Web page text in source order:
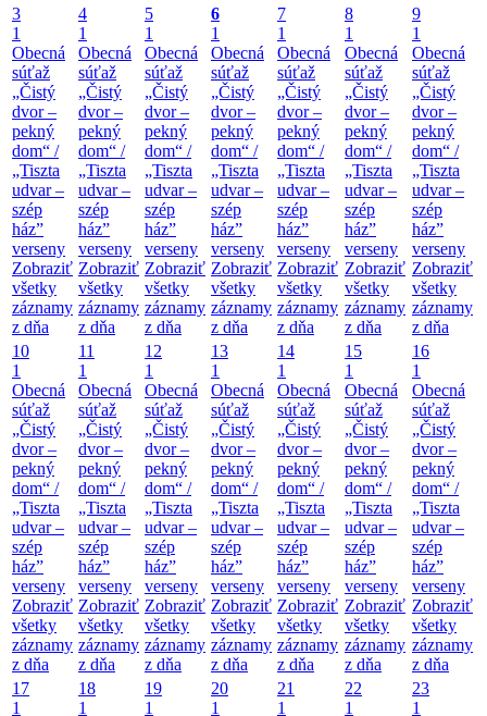
3
1
Obecná
súťaž
„Čistý
dvor –
pekný
dom“ /
„Tiszta
udvar –
szép
ház”
verseny
Zobraziť
všetky
záznamy
z dňa
4
1
Obecná
súťaž
„Čistý
dvor –
pekný
dom“ /
„Tiszta
udvar –
szép
ház”
verseny
Zobraziť
všetky
záznamy
z dňa
5
1
Obecná
súťaž
„Čistý
dvor –
pekný
dom“ /
„Tiszta
udvar –
szép
ház”
verseny
Zobraziť
všetky
záznamy
z dňa
6
1
Obecná
súťaž
„Čistý
dvor –
pekný
dom“ /
„Tiszta
udvar –
szép
ház”
verseny
Zobraziť
všetky
záznamy
z dňa
7
1
Obecná
súťaž
„Čistý
dvor –
pekný
dom“ /
„Tiszta
udvar –
szép
ház”
verseny
Zobraziť
všetky
záznamy
z dňa
8
1
Obecná
súťaž
„Čistý
dvor –
pekný
dom“ /
„Tiszta
udvar –
szép
ház”
verseny
Zobraziť
všetky
záznamy
z dňa
9
1
Obecná
súťaž
„Čistý
dvor –
pekný
dom“ /
„Tiszta
udvar –
szép
ház”
verseny
Zobraziť
všetky
záznamy
z dňa
10
1
Obecná
súťaž
„Čistý
dvor –
pekný
dom“ /
„Tiszta
udvar –
szép
ház”
verseny
Zobraziť
všetky
záznamy
z dňa
11
1
Obecná
súťaž
„Čistý
dvor –
pekný
dom“ /
„Tiszta
udvar –
szép
ház”
verseny
Zobraziť
všetky
záznamy
z dňa
12
1
Obecná
súťaž
„Čistý
dvor –
pekný
dom“ /
„Tiszta
udvar –
szép
ház”
verseny
Zobraziť
všetky
záznamy
z dňa
13
1
Obecná
súťaž
„Čistý
dvor –
pekný
dom“ /
„Tiszta
udvar –
szép
ház”
verseny
Zobraziť
všetky
záznamy
z dňa
14
1
Obecná
súťaž
„Čistý
dvor –
pekný
dom“ /
„Tiszta
udvar –
szép
ház”
verseny
Zobraziť
všetky
záznamy
z dňa
15
1
Obecná
súťaž
„Čistý
dvor –
pekný
dom“ /
„Tiszta
udvar –
szép
ház”
verseny
Zobraziť
všetky
záznamy
z dňa
16
1
Obecná
súťaž
„Čistý
dvor –
pekný
dom“ /
„Tiszta
udvar –
szép
ház”
verseny
Zobraziť
všetky
záznamy
z dňa
17
1
18
1
19
1
20
1
21
1
22
1
23
1